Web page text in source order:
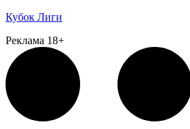
Кубок Лиги
Реклама 18+